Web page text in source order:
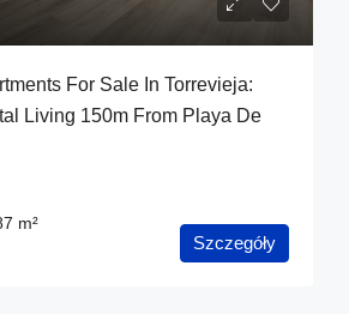
For Sale In Torrevieja:
Living 150m From Playa De
m²
Szczegóły